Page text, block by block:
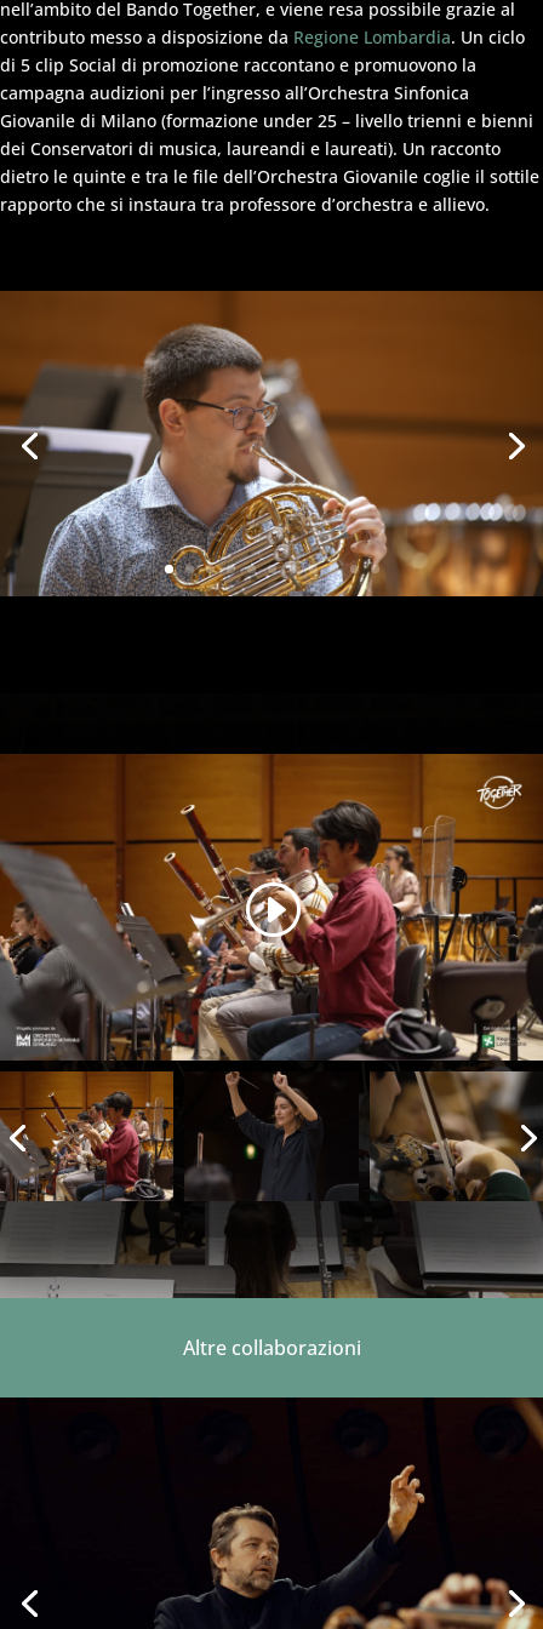
nell’ambito del Bando Together, e viene resa possibile grazie al
contributo messo a disposizione da Regione Lombardia. Un ciclo
di 5 clip Social di promozione raccontano e promuovono la
campagna audizioni per l’ingresso all’Orchestra Sinfonica
Giovanile di Milano (formazione under 25 – livello trienni e bienni
dei Conservatori di musica, laureandi e laureati). Un racconto
dietro le quinte e tra le file dell’Orchestra Giovanile coglie il sottile
rapporto che si instaura tra professore d’orchestra e allievo.
Altre collaborazioni